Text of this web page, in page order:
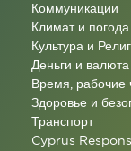
Коммуникации
Климат и погода
Культура и
Деньги и валюта
Время, рабочие
Здоровье и
Транспорт
Cyprus